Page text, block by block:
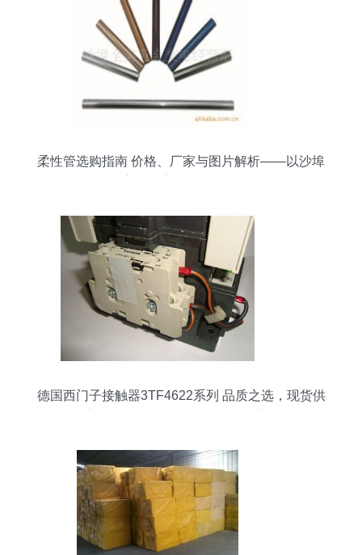
柔性管选购指南 价格、厂家与图片解析——以沙埠
德国西门子接触器3TF4622系列 品质之选，现货供